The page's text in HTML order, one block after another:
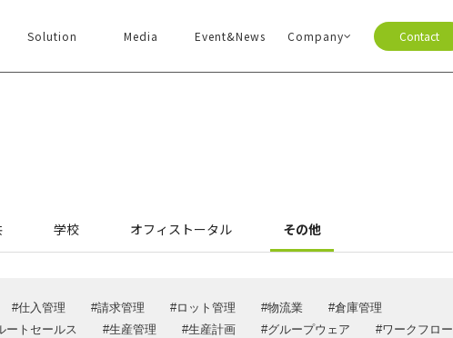
Solution Media Event&News Company Contact
メディア
DXメルマガ登録
学校 オフィストータル その他
仕入管理 請求管理 ロット管理 物流業
倉庫管理
ートセールス 生産管理 生産計画 グループウェア
ワークフロー